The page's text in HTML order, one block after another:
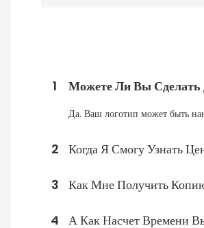
1 Можете Ли Вы Сделать
Да. Ваш логотип может быть
2 Когда Я Смогу Узнать
3 Как Мне Получить
4 А Как Насчет Времени